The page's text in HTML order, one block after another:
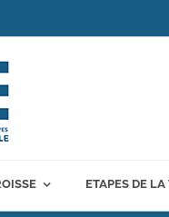
ETAPES DE